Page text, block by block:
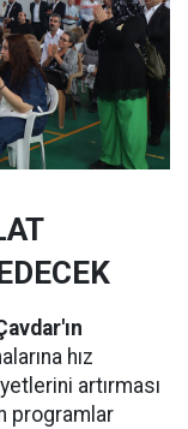
hız
artırması
programlar